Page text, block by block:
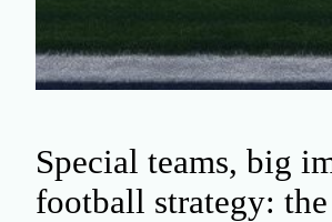
Special teams, big
football strategy: